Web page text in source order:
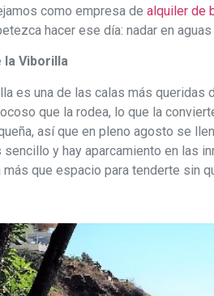
como empresa de alquiler de
hacer ese día: nadar en
la Viborilla
es una de las calas más queridas
que la rodea, lo que la
así que en pleno agosto se
sencillo y hay aparcamiento en las
que espacio para tenderte sin